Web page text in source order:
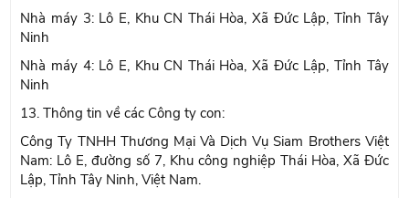
Nhà máy 3: Lô E, Khu CN Thái Hòa, Xã Đức Lập, Tỉnh Tây
Ninh
Nhà máy 4: Lô E, Khu CN Thái Hòa, Xã Đức Lập, Tỉnh Tây
Ninh
13. Thông tin về các Công ty con:
Công Ty TNHH Thương Mại Và Dịch Vụ Siam Brothers Việt
Nam: Lô E, đường số 7, Khu công nghiệp Thái Hòa, Xã Đức
Lập, Tỉnh Tây Ninh, Việt Nam.